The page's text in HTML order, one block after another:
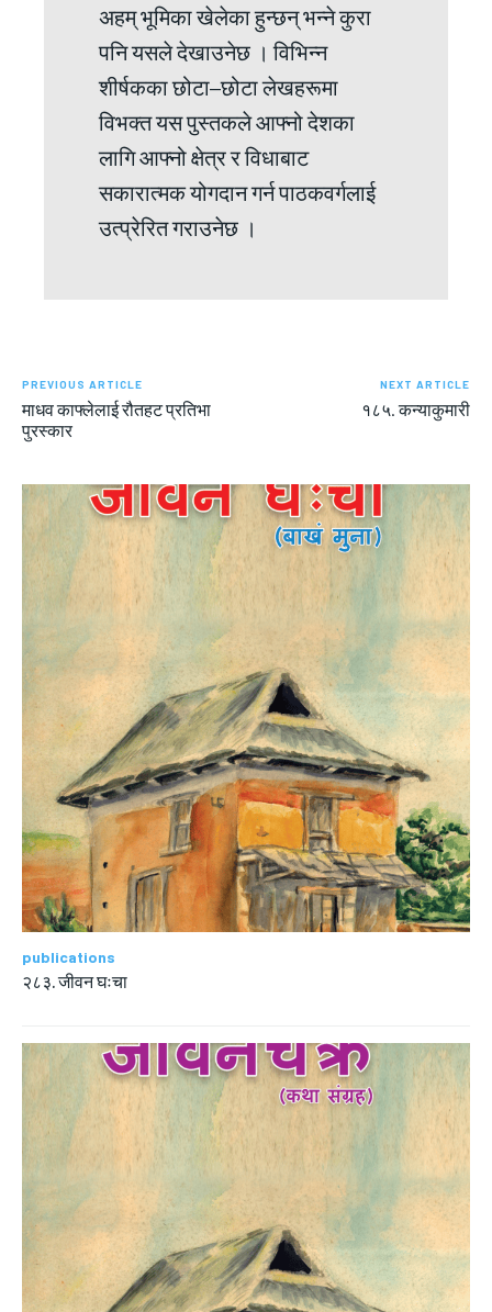
अहम् भूमिका खेलेका हुन्छन् भन्ने कुरा
पनि यसले देखाउनेछ । विभिन्न
शीर्षकका छोटा–छोटा लेखहरूमा
विभक्त यस पुस्तकले आफ्नो देशका
लागि आफ्नो क्षेत्र र विधाबाट
सकारात्मक योगदान गर्न पाठकवर्गलाई
उत्प्रेरित गराउनेछ ।
PREVIOUS ARTICLE
माधव काफ्लेलाई रौतहट प्रतिभा
पुरस्कार
NEXT ARTICLE
१८५. कन्याकुमारी
publications
२८३. जीवन घःचा